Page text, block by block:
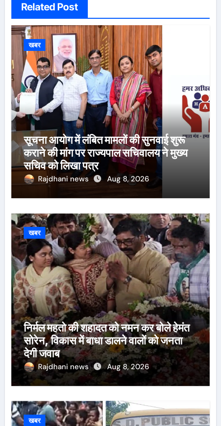
Related Post
खबर
सूचना आयोग में लंबित मामलों की सुनवाई शुरू
कराने की मांग पर राज्यपाल सचिवालय ने मुख्य
सचिव को लिखा पत्र
Rajdhani news Aug 8, 2026
खबर
निर्मल महतो की शहादत को नमन कर बोले हेमंत
सोरेन, विकास में बाधा डालने वालों को जनता
देगी जवाब
Rajdhani news Aug 8, 2026
खबर